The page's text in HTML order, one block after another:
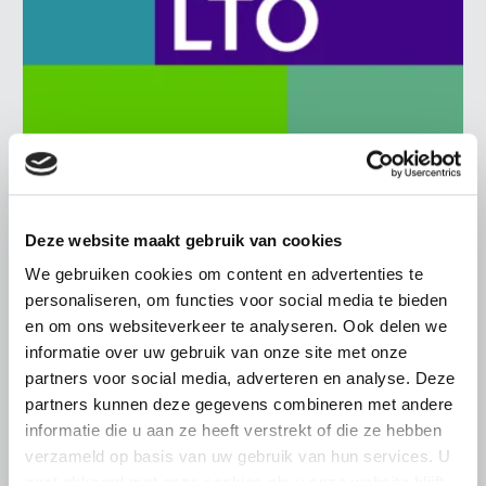
Deze website maakt gebruik van cookies
We gebruiken cookies om content en advertenties te
personaliseren, om functies voor social media te bieden
en om ons websiteverkeer te analyseren. Ook delen we
informatie over uw gebruik van onze site met onze
partners voor social media, adverteren en analyse. Deze
partners kunnen deze gegevens combineren met andere
informatie die u aan ze heeft verstrekt of die ze hebben
verzameld op basis van uw gebruik van hun services. U
BELANGRIJKE INFORMATIE
6 AUGUSTUS 2026
LTO sluit aan bij demonstratie tegen
dreigende onteigening
pluimveehouders
ZLTO, LLTB, LTO Noord en LTO Nederland roepen hun
leden op om op vrijdagochtend 14 augustus massaal naar
het voorplein van het provinciehuis in Den Bosch te
komen…
Lees meer